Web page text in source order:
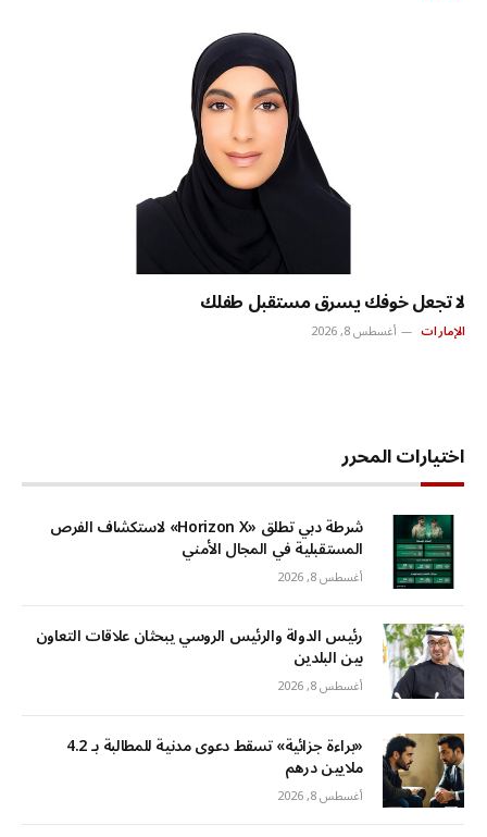
لا تجعل خوفك يسرق مستقبل طفلك
الإمارات أغسطس 8, 2026
اختيارات المحرر
شرطة دبي تطلق «Horizon X» لاستكشاف الفرص
المستقبلية في المجال الأمني
أغسطس 8, 2026
رئيس الدولة والرئيس الروسي يبحثان علاقات التعاون
بين البلدين
أغسطس 8, 2026
«براءة جزائية» تسقط دعوى مدنية للمطالبة بـ 4.2
ملايين درهم
أغسطس 8, 2026